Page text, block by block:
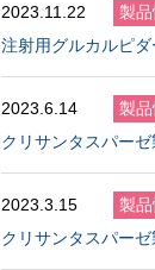
2023.11.22
製
注射用グルカルピ
2023.6.14
製
クリサンタスパー
2023.3.15
製
クリサンタスパー